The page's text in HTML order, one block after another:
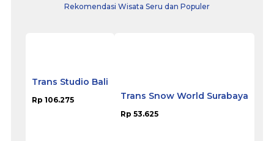
Rekomendasi Wisata Seru dan Populer